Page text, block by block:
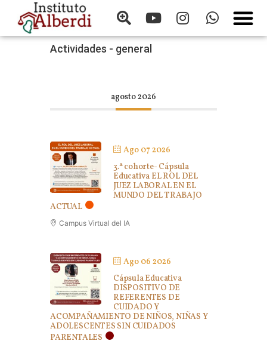
Actividades - general
agosto 2026
Ago 07 2026
3.ª cohorte- Cápsula
Educativa EL ROL DEL
JUEZ LABORAL EN EL
MUNDO DEL TRABAJO
ACTUAL
Campus Virtual del IA
Ago 06 2026
Cápsula Educativa
DISPOSITIVO DE
REFERENTES DE
CUIDADO Y
ACOMPAÑAMIENTO DE NIÑOS, NIÑAS Y
ADOLESCENTES SIN CUIDADOS
PARENTALES